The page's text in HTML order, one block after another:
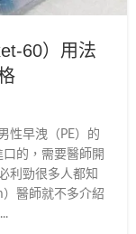
60）用法
性早洩（PE）的
的，需要醫師開
利勁很多人都知
醫師就不多介紹